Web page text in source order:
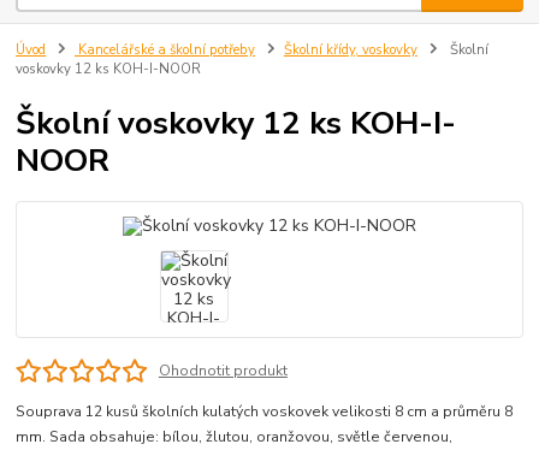
Úvod Kancelářské a školní potřeby Školní křídy, voskovky
Školní
voskovky 12 ks KOH-I-NOOR
Školní voskovky 12 ks KOH-I-
NOOR
Ohodnotit produkt
Souprava 12 kusů školních kulatých voskovek velikosti 8 cm a průměru 8
mm. Sada obsahuje: bílou, žlutou, oranžovou, světle červenou,